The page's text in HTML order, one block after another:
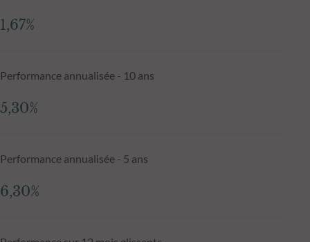
1,67%
Performance annualisée - 10 ans
5,30%
Performance annualisée - 5 ans
6,30%